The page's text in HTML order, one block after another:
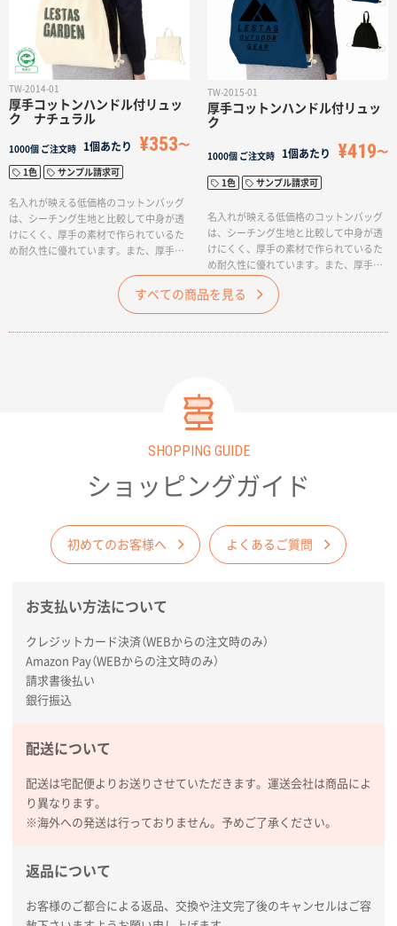
TW-2014-01
厚手コットンハンドル付リュッ
ク ナチュラル
1000個 ご注文時 1個あたり ¥353
1色 サンプル請求可
名入れが映える低価格のコットンバッグ
は、シーチング生地と比較して中身が透
けにくく、厚手の素材で作られているた
め耐久性に優れています。また、厚手の
ができるため、重い物を入れても安心し
て使用できるでしょう。このリュックは
カジュアルファッションにピッタリで、
流行のトレンドを楽しむことができま
TW-2015-01
厚手コットンハンドル付リュッ
ク
1000個 ご注文時 1個あたり ¥419
1色 サンプル請求可
名入れが映える低価格のコットンバッグ
は、シーチング生地と比較して中身が透
けにくく、厚手の素材で作られているた
め耐久性に優れています。また、厚手の
素材はバッグ全体に強度を持たせること
ができるため、重い物を入れても安心し
て使用できるでしょう。このリュックは
す。
すべての商品を見る
SHOPPING GUIDE
ショッピングガイド
初めてのお客様へ よくあるご質問
お支払い方法について
クレジットカード決済（WEBからの注文時のみ）
Amazon Pay（WEBからの注文時のみ）
請求書後払い
銀行振込
配送について
配送は宅配便よりお送りさせていただきます。運送会社は商品によ
り異なります。
※海外への発送は行っておりません。予めご了承ください。
返品について
お客様のご都合による返品、交換や注文完了後のキャンセルはご容